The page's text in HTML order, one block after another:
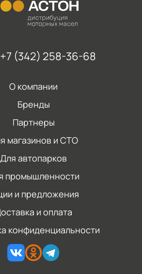
+7 (342) 258-36-68
О компании
Бренды
Партнеры
магазинов и СТО
Для автопарков
промышленности
и предложения
и оплата
конфиденциальности